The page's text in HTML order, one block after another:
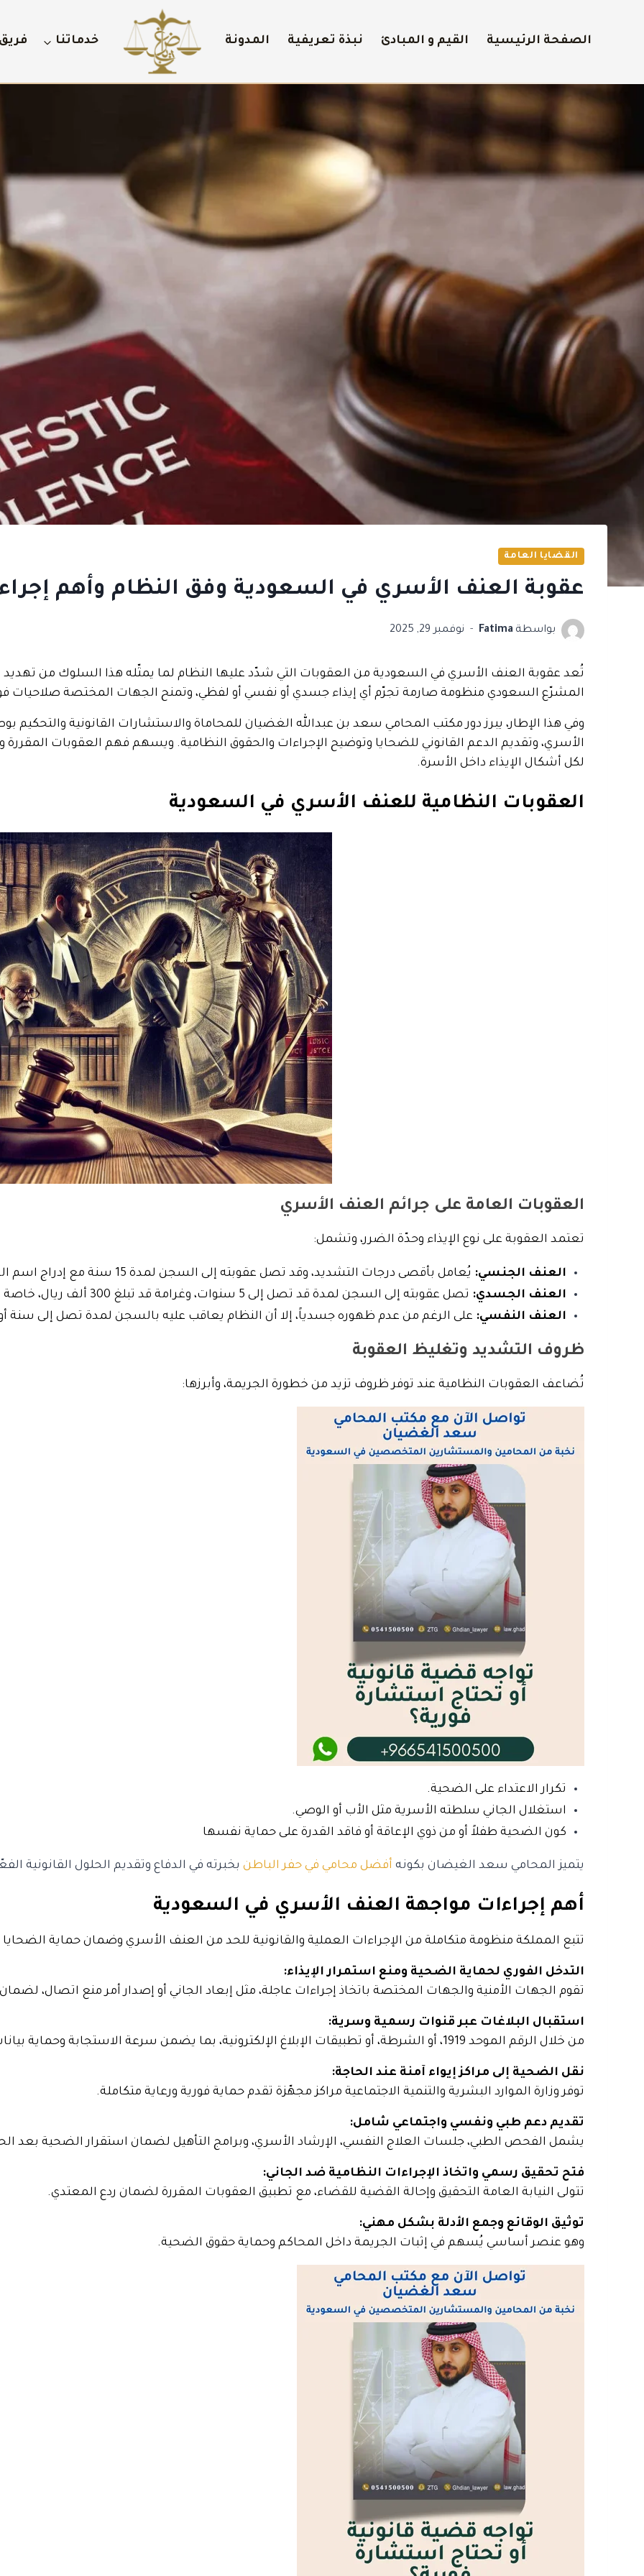
الصفحة الرئيسية القيم و المبادئ نبذة تعريفية المدونة خدماتنا
القضايا العامة
عقوبة العنف الأسري في السعودية وفق النظام وأهم
بواسطة Fatima نوفمبر 29, 2025
تُعد عقوبة العنف الأسري في السعودية من العقوبات التي شدّد عليها النظام لما يمثّله هذا السلوك من
المشرّع السعودي منظومة صارمة تجرّم أي إيذاء جسدي أو نفسي أو لفظي، وتمنح الجهات المختصة صلاحيات
وفي هذا الإطار، يبرز دور مكتب المحامي سعد بن عبدالله الغضيان للمحاماة والاستشارات القانونية
الأسري، وتقديم الدعم القانوني للضحايا وتوضيح الإجراءات والحقوق النظامية. ويسهم فهم العقوبات
لكل أشكال الإيذاء داخل الأسرة.
العقوبات النظامية للعنف الأسري في السعودية
العقوبات العامة على جرائم العنف الأسري
تعتمد العقوبة على نوع الإيذاء وحدّة الضرر، وتشمل:
العنف الجنسي: يُعامل بأقصى درجات التشديد، وقد تصل عقوبته إلى السجن لمدة 15 سنة مع إدراج اسم الجاني في السجل الجنائي.
العنف الجسدي: تصل عقوبته إلى السجن لمدة قد تصل إلى 5 سنوات، وغرامة قد تبلغ 300 ألف ريال، خاصة إذا نتجت عنه إصابات خطيرة.
العنف النفسي: على الرغم من عدم ظهوره جسدياً، إلا أن النظام يعاقب عليه بالسجن لمدة تصل إلى سنة أو غرامة
ظروف التشديد وتغليظ العقوبة
تُضاعف العقوبات النظامية عند توفر ظروف تزيد من خطورة الجريمة، وأبرزها:
تكرار الاعتداء على الضحية.
استغلال الجاني سلطته الأسرية مثل الأب أو الوصي.
كون الضحية طفلاً أو من ذوي الإعاقة أو فاقد القدرة على حماية نفسها
يتميز المحامي سعد الغيضان بكونه أفضل محامي في حفر الباطن بخبرته في الدفاع وتقديم الحلول القانونية
أهم إجراءات مواجهة العنف الأسري في السعودية
تتبع المملكة منظومة متكاملة من الإجراءات العملية والقانونية للحد من العنف الأسري وضمان حماية
التدخل الفوري لحماية الضحية ومنع استمرار الإيذاء:
تقوم الجهات الأمنية والجهات المختصة باتخاذ إجراءات عاجلة، مثل إبعاد الجاني أو إصدار أمر منع اتصال،
استقبال البلاغات عبر قنوات رسمية وسرية:
من خلال الرقم الموحد 1919، أو الشرطة، أو تطبيقات الإبلاغ الإلكترونية، بما يضمن سرعة الاستجابة وحماية
نقل الضحية إلى مراكز إيواء آمنة عند الحاجة:
توفر وزارة الموارد البشرية والتنمية الاجتماعية مراكز مجهّزة تقدم حماية فورية ورعاية متكاملة.
تقديم دعم طبي ونفسي واجتماعي شامل:
يشمل الفحص الطبي، جلسات العلاج النفسي، الإرشاد الأسري، وبرامج التأهيل لضمان استقرار الضحية بعد
فتح تحقيق رسمي واتخاذ الإجراءات النظامية ضد الجاني:
تتولى النيابة العامة التحقيق وإحالة القضية للقضاء، مع تطبيق العقوبات المقررة لضمان ردع المعتدي.
توثيق الوقائع وجمع الأدلة بشكل مهني:
وهو عنصر أساسي يُسهم في إثبات الجريمة داخل المحاكم وحماية حقوق الضحية.